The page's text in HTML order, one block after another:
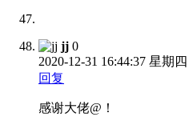
jj 0
2020-12-31 16:44:37 星期四
回复
感谢大佬@！